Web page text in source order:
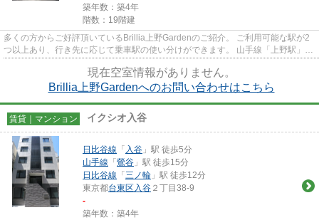
築年数：築4年
階数：19階建
多くの方からご好評頂いているBrillia上野Gardenのご紹介。 ご利用可能な駅が2
つ以上あり、行き先に応じて乗車駅の使い分けができます。 山手線「上野駅」ま
現在空室情報がありません。
Brillia上野Gardenへのお問い合わせはこちら
賃貸｜マンション イクシオ入谷
日比谷線 「 入谷 」駅 徒歩5分
山手線 「 鶯谷 」駅 徒歩15分
日比谷線 「 三ノ輪 」駅 徒歩12分
東京都台東区 入谷 ２丁目38-9
-
築年数：築4年